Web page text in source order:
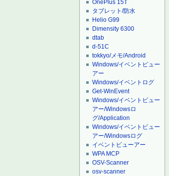
OnePlus 15T
タブレット/防水
Helio G99
Dimensity 6300
dtab
d-51C
tokkyo/メモ/Android
Windows/イベントビュー
アー
Windows/イベントログ
Get-WinEvent
Windows/イベントビュー
アー/Windowsロ
グ/Application
Windows/イベントビュー
アー/Windowsログ
イベントビューアー
WPA MCP
OSV-Scanner
osv-scanner